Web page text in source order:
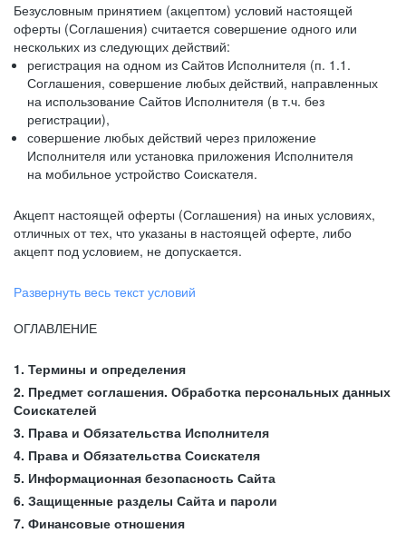
Безусловным принятием (акцептом) условий настоящей
оферты (Соглашения) считается совершение одного или
нескольких из следующих действий:
регистрация на одном из Сайтов Исполнителя (п. 1.1.
Соглашения, совершение любых действий, направленных
на использование Сайтов Исполнителя (в т.ч. без
регистрации),
совершение любых действий через приложение
Исполнителя или установка приложения Исполнителя
на мобильное устройство Соискателя.
Акцепт настоящей оферты (Соглашения) на иных условиях,
отличных от тех, что указаны в настоящей оферте, либо
акцепт под условием, не допускается.
Развернуть весь текст условий
ОГЛАВЛЕНИЕ
1. Термины и определения
2. Предмет соглашения. Обработка персональных данных
Соискателей
3. Права и Обязательства Исполнителя
4. Права и Обязательства Соискателя
5. Информационная безопасность Сайта
6. Защищенные разделы Сайта и пароли
7. Финансовые отношения